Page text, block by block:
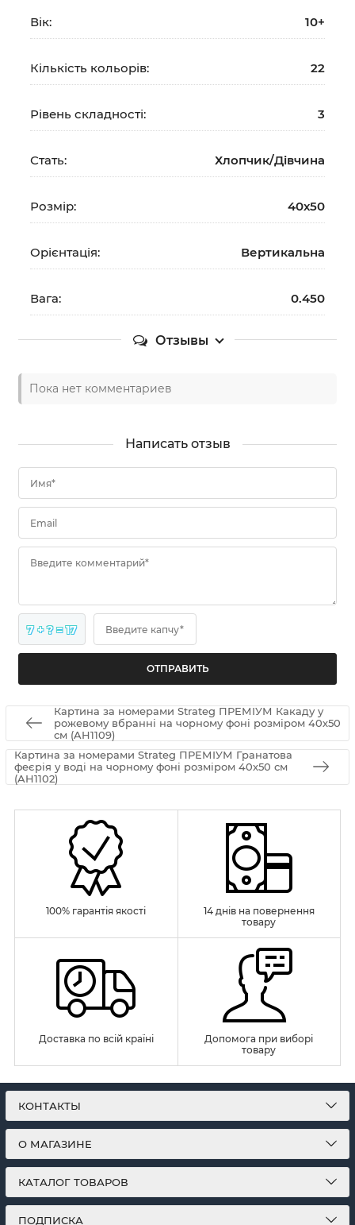
Вік: 10+
Кількість кольорів: 22
Рівень складності: 3
Стать: Хлопчик/Дiвчина
Розмір: 40х50
Орієнтація: Вертикальна
Вага: 0.450
Отзывы
Пока нет комментариев
Написать отзыв
Имя*
Email
Введите комментарий*
7 + ? = 17 Введите капчу*
Картина за номерами Strateg ПРЕМІУМ Какаду у
рожевому вбранні на чорному фоні розміром 40х50
см (AH1109)
Картина за номерами Strateg ПРЕМІУМ Гранатова
феєрія у воді на чорному фоні розміром 40х50 см
(AH1102)
100% гарантія якості
14 днів на повернення
товару
Доставка по всій країні
Допомога при виборі
товару
КОНТАКТЫ
О МАГАЗИНЕ
КАТАЛОГ ТОВАРОВ
ПОДПИСКА